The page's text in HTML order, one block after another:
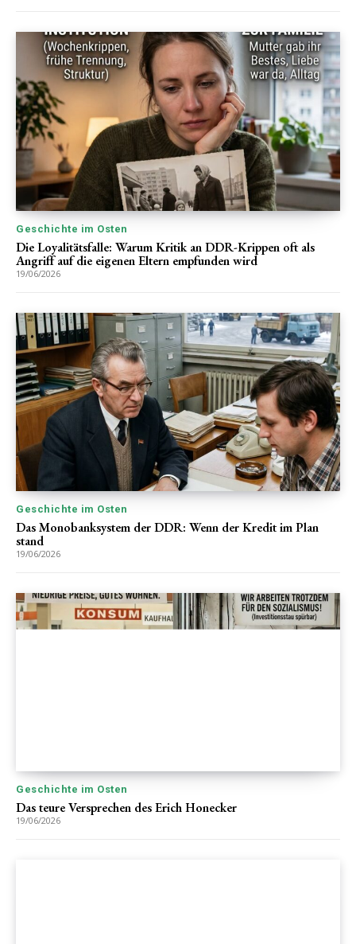
Geschichte im Osten
Die Loyalitätsfalle: Warum Kritik an DDR-Krippen oft als
Angriff auf die eigenen Eltern empfunden wird
19/06/2026
Geschichte im Osten
Das Monobanksystem der DDR: Wenn der Kredit im Plan
stand
19/06/2026
Geschichte im Osten
Das teure Versprechen des Erich Honecker
19/06/2026